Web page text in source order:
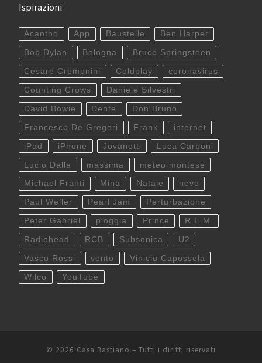
Ispirazioni
Acantho App Baustelle Ben Harper
Bob Dylan Bologna Bruce Springsteen
Cesare Cremonini Coldplay coronavirus
Counting Crows Daniele Silvestri
David Bowie Dente Don Bruno
Francesco De Gregori Frank internet
iPad iPhone Jovanotti Luca Carboni
Lucio Dalla massima meteo montese
Michael Franti Mina Natale neve
Paul Weller Pearl Jam Perturbazione
Peter Gabriel pioggia Prince R.E.M.
Radiohead RCB Subsonica U2
Vasco Rossi vento Vinicio Capossela
Wilco YouTube
© 2026 Casa Bastiano – Tutti i diritti riservati